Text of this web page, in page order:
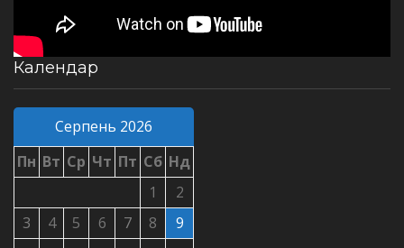
Календар
Серпень 2026
Пн Вт Ср Чт Пт Сб Нд
1
2
3
4 5 6 7 8
9